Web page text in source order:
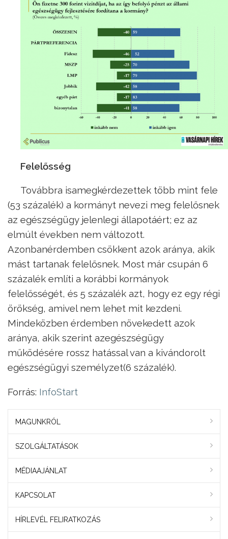
Felelősség
Továbbra isamegkérdezettek több mint fele
(53 százalék) a kormányt nevezi meg felelősnek
az egészségügy jelenlegi állapotáért; ez az
elmúlt években nem változott.
Azonbanérdemben csökkent azok aránya, akik
mást tartanak felelősnek. Most már csupán 6
százalék említi a korábbi kormányok
felelősségét, és 5 százalék azt, hogy ez egy régi
örökség, amivel nem lehet mit kezdeni.
Mindeközben érdemben növekedett azok
aránya, akik szerint azegészségügy
működésére rossz hatással van a kivándorolt
egészségügyi személyzet(6 százalék).
Forrás: InfoStart
MAGUNKRÓL
SZOLGÁLTATÁSOK
MÉDIAAJÁNLAT
KAPCSOLAT
HÍRLEVÉL FELIRATKOZÁS